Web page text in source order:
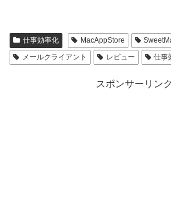
仕事効率化 MacAppStore
メールクライアント
レビュー 仕事
スポンサーリンク